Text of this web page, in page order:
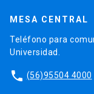
MESA CENTRAL
Teléfono para
Universidad.
phone (56)95504 4000